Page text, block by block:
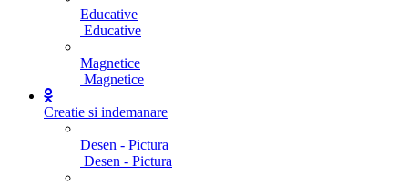
Educative
Educative
Magnetice
Magnetice
Creatie si indemanare
Desen - Pictura
Desen - Pictura